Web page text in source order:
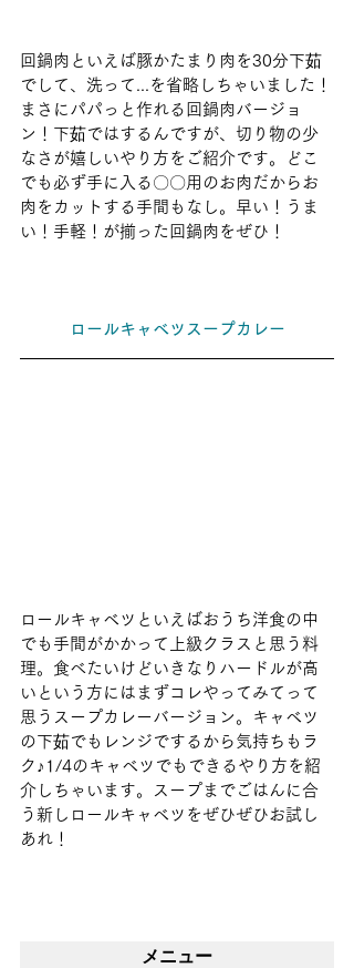
回鍋肉といえば豚かたまり肉を30分下茹
でして、洗って...を省略しちゃいました！
まさにパパっと作れる回鍋肉バージョ
ン！下茹ではするんですが、切り物の少
なさが嬉しいやり方をご紹介です。どこ
でも必ず手に入る〇〇用のお肉だからお
肉をカットする手間もなし。早い！うま
い！手軽！が揃った回鍋肉をぜひ！
ロールキャベツスープカレー
ロールキャベツといえばおうち洋食の中
でも手間がかかって上級クラスと思う料
理。食べたいけどいきなりハードルが高
いという方にはまずコレやってみてって
思うスープカレーバージョン。キャベツ
の下茹でもレンジでするから気持ちもラ
ク♪1/4のキャベツでもできるやり方を紹
介しちゃいます。スープまでごはんに合
う新しロールキャベツをぜひぜひお試し
あれ！
メニュー